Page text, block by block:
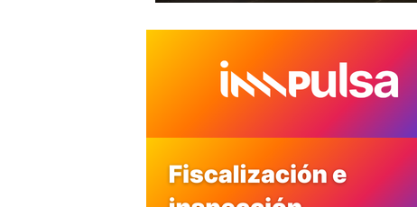
jornada gratuita ofreció herramientas sobre
finanzas, publicidad y comercio electrónico.
LEER